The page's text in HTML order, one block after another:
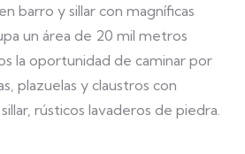
barro y sillar con magníficas
un área de 20 mil metros
la oportunidad de caminar por
plazuelas y claustros con
rústicos lavaderos de piedra.